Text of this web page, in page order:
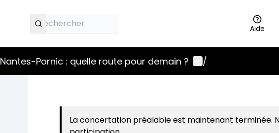
Aide
Nantes-Pornic : quelle route pour demain ? Menu utilisateur
/
La concertation préalable est maintenant terminée.